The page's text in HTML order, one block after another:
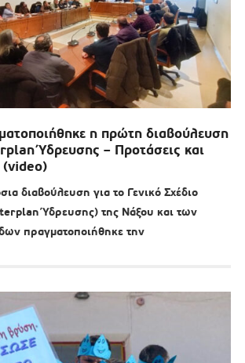
η πρώτη διαβούλευση
Ύδρευσης – Προτάσεις και
(video)
διαβούλευση για το Γενικό Σχέδιο
Ύδρευσης) της Νάξου και των
πραγματοποιήθηκε την